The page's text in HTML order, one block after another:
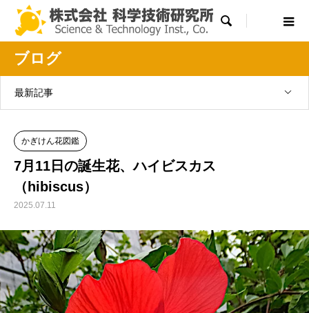

ブログ
最新記事
かぎけん花図鑑
7月11日の誕生花、ハイビスカス
（hibiscus）
2025.07.11